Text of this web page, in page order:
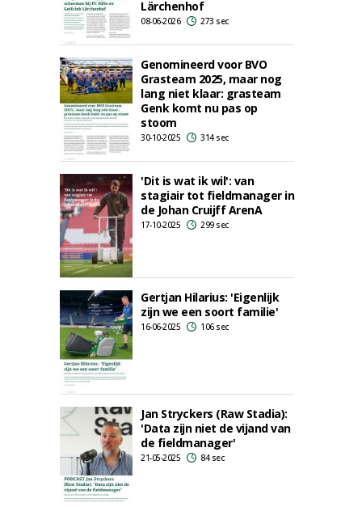
Lärchenhof
08-06-2026 273 sec
Genomineerd voor BVO
Grasteam 2025, maar nog
lang niet klaar: grasteam
Genk komt nu pas op
stoom
30-10-2025 314 sec
'Dit is wat ik wil': van
stagiair tot fieldmanager in
de Johan Cruijff ArenA
17-10-2025 299 sec
Gertjan Hilarius: 'Eigenlijk
zijn we een soort familie'
16-06-2025 106 sec
Jan Stryckers (Raw Stadia):
'Data zijn niet de vijand van
de fieldmanager'
21-05-2025 84 sec